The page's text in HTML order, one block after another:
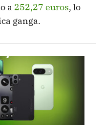
a 252,27 euros, lo
ganga.